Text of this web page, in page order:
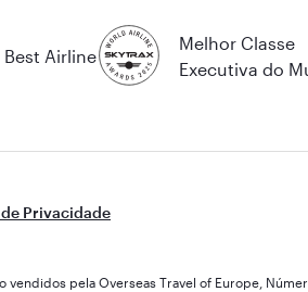
Best Airline
Melhor Classe
Executiva do
Privacidade
pela Overseas Travel of Europe,